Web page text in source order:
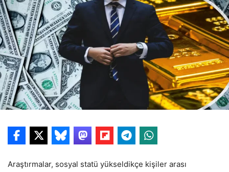
Araştırmalar, sosyal statü yükseldikçe kişiler arası